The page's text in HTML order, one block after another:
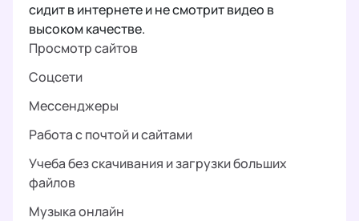
сидит в интернете и не смотрит видео в
высоком качестве.
Просмотр сайтов
Соцсети
Мессенджеры
Работа с почтой и сайтами
Учеба без скачивания и загрузки больших
файлов
Музыка онлайн